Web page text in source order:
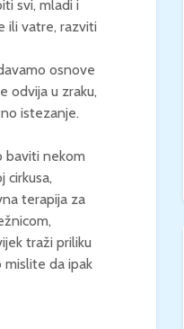
svi, mladi i
ili vatre, razviti
osnove
odvija u zraku,
istezanje.
baviti nekom
cirkusa,
terapija za
traži priliku
mislite da ipak
KINO / ICE CREAM
21:00 / Centar za
kulturu Korčula /15+